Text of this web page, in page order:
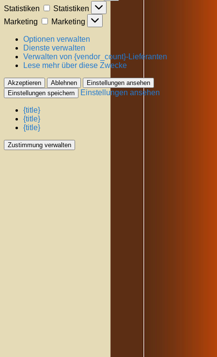
Statistiken
Statistiken
Marketing
Marketing
Optionen verwalten
Dienste verwalten
Verwalten von {vendor_count}-Lieferanten
Lese mehr über diese Zwecke
Akzeptieren Ablehnen
Einstellungen ansehen
Einstellungen speichern
Einstellungen ansehen
{title}
{title}
{title}
Zustimmung verwalten